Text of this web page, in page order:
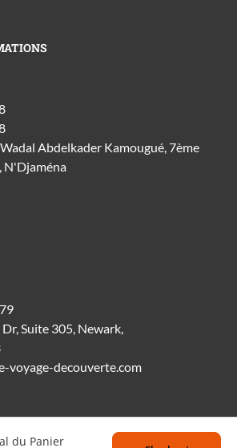
du Panier
Abdelkader Kamougué, 7ème
N'Djaména
Suite 305, Newark,
voyage-decouverte.com